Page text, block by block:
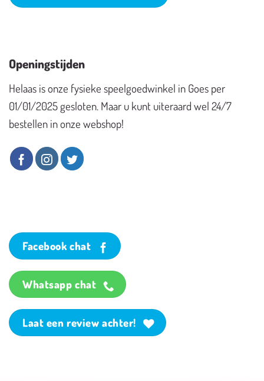
Openingstijden
Helaas is onze fysieke speelgoedwinkel in Goes per
01/01/2025 gesloten. Maar u kunt uiteraard wel 24/7
bestellen in onze webshop!
Facebook chat
Whatsapp chat
Laat een review achter!